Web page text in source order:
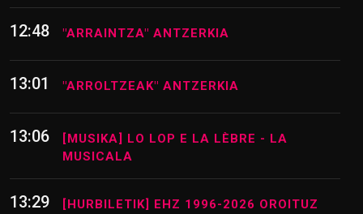
12:48 "ARRAINTZA" ANTZERKIA
13:01 "ARROLTZEAK" ANTZERKIA
13:06
[MUSIKA] LO LOP E LA LÈBRE - LA
MUSICALA
13:29
[HURBILETIK] EHZ 1996-2026 OROITUZ